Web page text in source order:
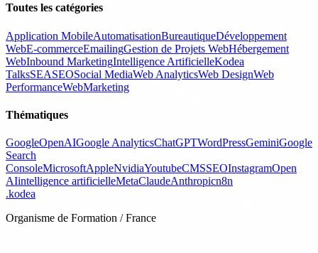
Toutes les catégories
Application MobileAutomatisationBureautiqueDéveloppement
WebE-commerceEmailingGestion de Projets WebHébergement
WebInbound MarketingIntelligence ArtificielleKodea
TalksSEASEOSocial MediaWeb AnalyticsWeb DesignWeb
PerformanceWebMarketing
Thématiques
GoogleOpenAIGoogle AnalyticsChatGPTWordPressGeminiGoogle
Search
ConsoleMicrosoftAppleNvidiaYoutubeCMSSEOInstagramOpen
AIintelligence artificielleMetaClaudeAnthropicn8n
.kodea
Organisme de Formation / France